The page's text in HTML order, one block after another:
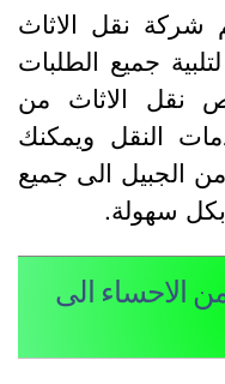
نقل الاثاث
: 0567499150، لتلبية جميع الطلبات
نقل الاثاث من
النقل ويمكنك
الى جميع
سهولة.
الى